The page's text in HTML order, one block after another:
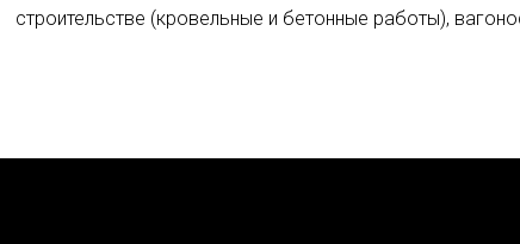
строительстве (кровельные и бетонные работы),